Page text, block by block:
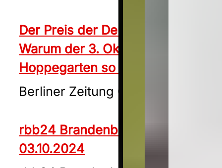
Der Preis der Deutschen Einheit:
Warum der 3. Oktober in
Hoppegarten so wichtig ist
Berliner Zeitung 02.10.2024
rbb24 Brandenburg aktuell
03.10.2024